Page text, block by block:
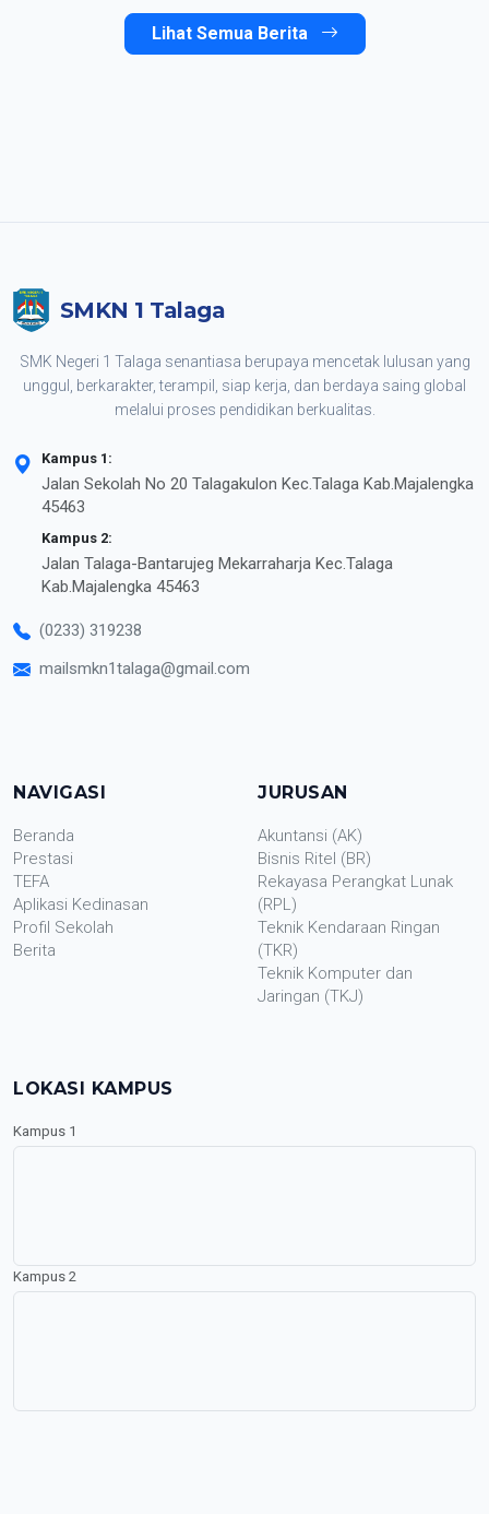
Lihat Semua Berita
SMKN 1 Talaga
SMK Negeri 1 Talaga senantiasa berupaya mencetak lulusan yang
unggul, berkarakter, terampil, siap kerja, dan berdaya saing global
melalui proses pendidikan berkualitas.
Kampus 1:
Jalan Sekolah No 20 Talagakulon Kec.Talaga Kab.Majalengka
45463
Kampus 2:
Jalan Talaga-Bantarujeg Mekarraharja Kec.Talaga
Kab.Majalengka 45463
(0233) 319238
mailsmkn1talaga@gmail.com
NAVIGASI
Beranda
Prestasi
TEFA
Aplikasi Kedinasan
Profil Sekolah
Berita
JURUSAN
Akuntansi (AK)
Bisnis Ritel (BR)
Rekayasa Perangkat Lunak
(RPL)
Teknik Kendaraan Ringan
(TKR)
Teknik Komputer dan
Jaringan (TKJ)
LOKASI KAMPUS
Kampus 1
Kampus 2